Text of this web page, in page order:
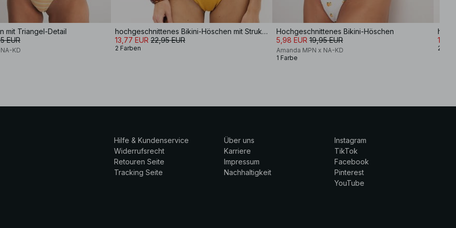
mit Triangel-Detail
EUR
KD
hochgeschnittenes Bikini-Höschen mit Struktur
13,77 EUR 22,95 EUR
2 Farben
Hochgeschnittenes Bikini-Höschen
5,98 EUR 19,95 EUR
Amanda MPN x NA-KD
1 Farbe
2
Hilfe & Kundenservice
Widerrufsrecht
Retouren Seite
Tracking Seite
Über uns
Karriere
Impressum
Nachhaltigkeit
Instagram
TikTok
Facebook
Pinterest
YouTube